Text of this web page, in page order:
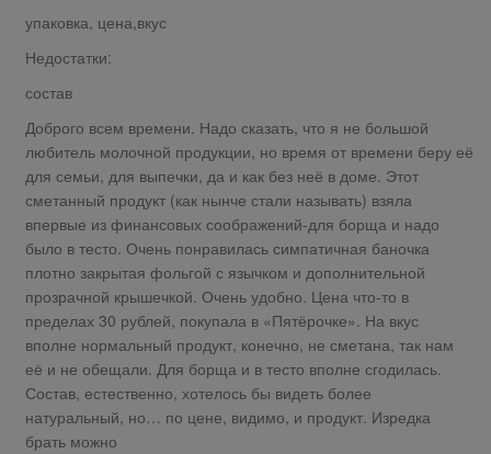
упаковка, цена,вкус
Недостатки:
состав
Доброго всем времени. Надо сказать, что я не большой
любитель молочной продукции, но время от времени беру её
для семьи, для выпечки, да и как без неё в доме. Этот
сметанный продукт (как нынче стали называть) взяла
впервые из финансовых соображений-для борща и надо
было в тесто. Очень понравилась симпатичная баночка
плотно закрытая фольгой с язычком и дополнительной
прозрачной крышечкой. Очень удобно. Цена что-то в
пределах 30 рублей, покупала в «Пятёрочке». На вкус
вполне нормальный продукт, конечно, не сметана, так нам
её и не обещали. Для борща и в тесто вполне сгодилась.
Состав, естественно, хотелось бы видеть более
натуральный, но… по цене, видимо, и продукт. Изредка
брать можно